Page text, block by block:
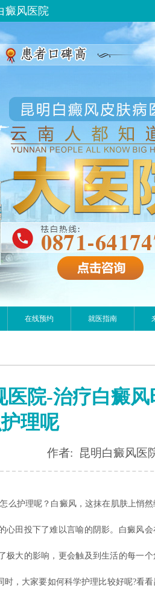
癜风医院
在线预约 就医指南
医院-治疗白癜风
理呢
作者: 昆明白癜风医
么护理呢？白癜风，这抹在肌肤上悄
心田投下了难以言喻的阴影。白癜风会
极大的影响，更会触及到生活的每一个
，大家要如何科学护理比较好呢?看看